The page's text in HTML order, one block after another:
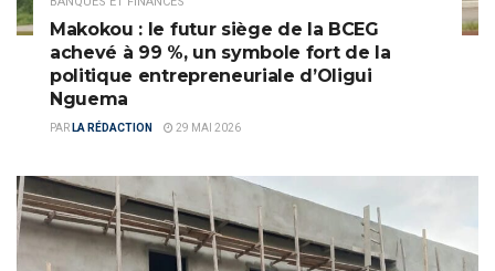
Makokou : le futur siège de la BCEG
achevé à 99 %, un symbole fort de la
politique entrepreneuriale d’Oligui
Nguema
PAR LA RÉDACTION 29 MAI 2026